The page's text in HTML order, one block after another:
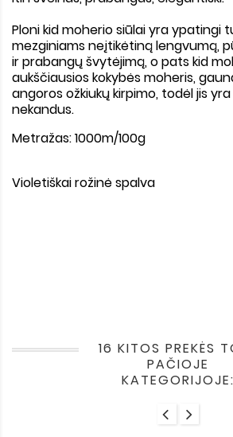
Ploni kid moherio siūlai yra ypatingi
mezginiams neįtikėtiną lengvumą,
ir prabangų švytėjimą, o pats kid
aukščiausios kokybės moheris,
angoros ožkiukų kirpimo, todėl jis
nekandus.
Metražas: 1000m/100g
Violetiškai rožinė spalva
16 KITOS PREKĖS
PAČIOJE
KATEGORIJOJE: